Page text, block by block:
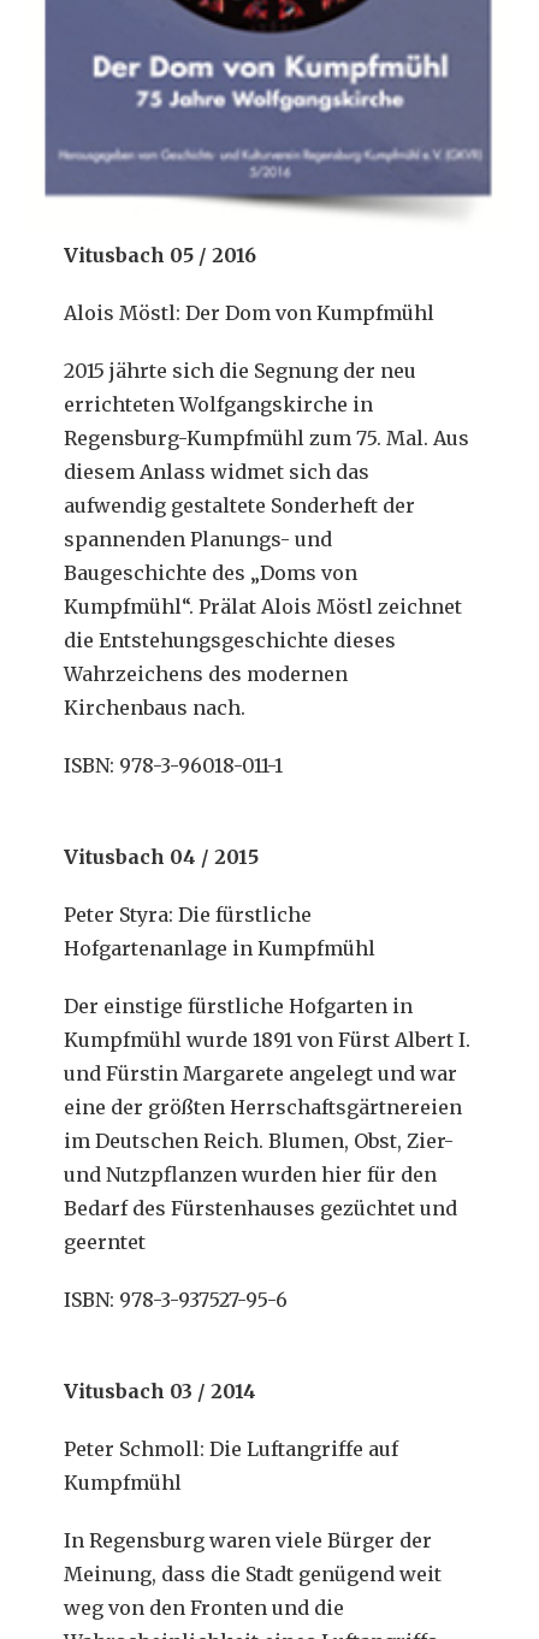
Vitusbach 05 / 2016
Alois Möstl: Der Dom von Kumpfmühl
2015 jährte sich die Segnung der neu
errichteten Wolfgangskirche in
Regensburg-Kumpfmühl zum 75. Mal. Aus
diesem Anlass widmet sich das
aufwendig gestaltete Sonderheft der
spannenden Planungs- und
Baugeschichte des „Doms von
Kumpfmühl“. Prälat Alois Möstl zeichnet
die Entstehungsgeschichte dieses
Wahrzeichens des modernen
Kirchenbaus nach.
ISBN: 978-3-96018-011-1
Vitusbach 04 / 2015
Peter Styra: Die fürstliche
Hofgartenanlage in Kumpfmühl
Der einstige fürstliche Hofgarten in
Kumpfmühl wurde 1891 von Fürst Albert I.
und Fürstin Margarete angelegt und war
eine der größten Herrschaftsgärtnereien
im Deutschen Reich. Blumen, Obst, Zier-
und Nutzpflanzen wurden hier für den
Bedarf des Fürstenhauses gezüchtet und
geerntet
ISBN: 978-3-937527-95-6
Vitusbach 03 / 2014
Peter Schmoll: Die Luftangriffe auf
Kumpfmühl
In Regensburg waren viele Bürger der
Meinung, dass die Stadt genügend weit
weg von den Fronten und die